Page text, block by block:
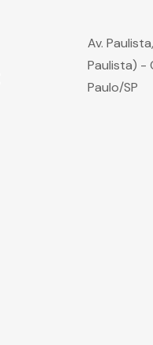
Av.
Paulista) -
Paulo/SP